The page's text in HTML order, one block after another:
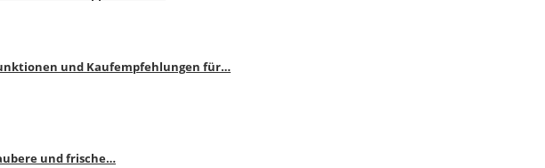
und Kaufempfehlungen für…
und frische…